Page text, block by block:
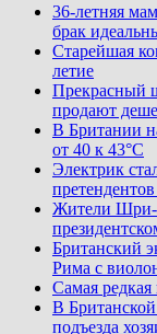
36-летняя
брак
Старейшая
летие
Прекрасный
продают
В Британии
от 40 к 43°C
Электрик
Жители Шри-
Британский
Рима с
Самая редкая
В
подъезда